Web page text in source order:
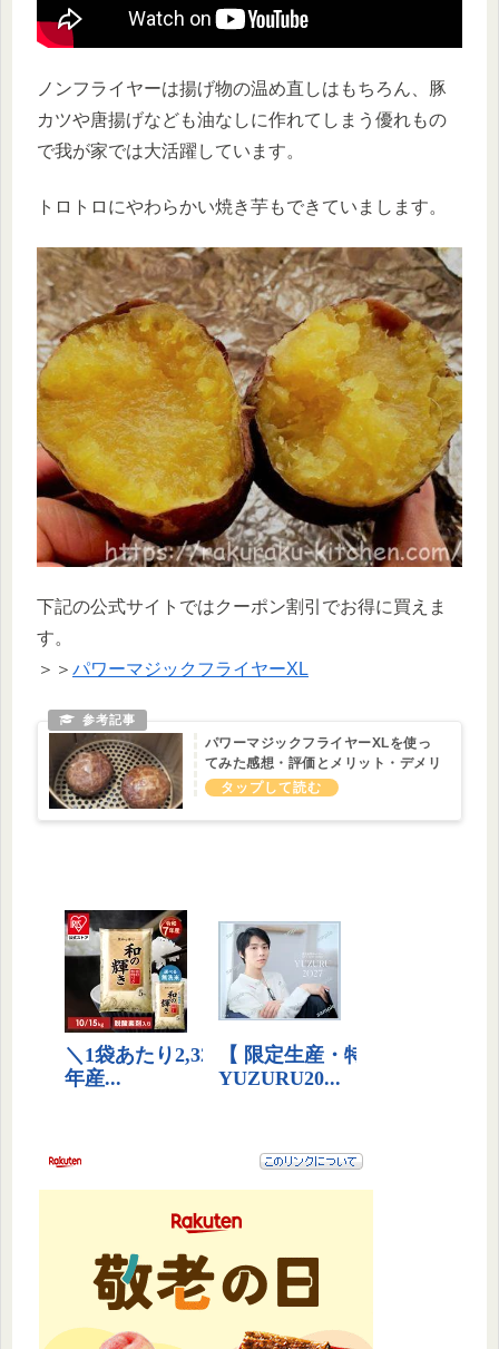
ノンフライヤーは揚げ物の温め直しはもちろん、豚
カツや唐揚げなども油なしに作れてしまう優れもの
で我が家では大活躍しています。
トロトロにやわらかい焼き芋もできていまします。
下記の公式サイトではクーポン割引でお得に買えま
す。
＞＞ パワーマジックフライヤーXL
パワーマジックフライヤーXLを使っ
てみた感想・評価とメリット・デメリ
ットまとめ